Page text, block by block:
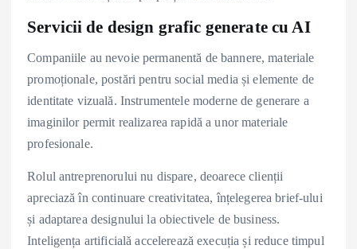
Servicii de design grafic generate cu AI
Companiile au nevoie permanentă de bannere, materiale
promoționale, postări pentru social media și elemente de
identitate vizuală. Instrumentele moderne de generare a
imaginilor permit realizarea rapidă a unor materiale
profesionale.
Rolul antreprenorului nu dispare, deoarece clienții
apreciază în continuare creativitatea, înțelegerea brief-ului
și adaptarea designului la obiectivele de business.
Inteligența artificială accelerează execuția și reduce timpul